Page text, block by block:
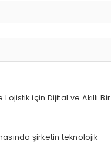
için Dijital ve Akıllı Bir
şirketin teknolojik